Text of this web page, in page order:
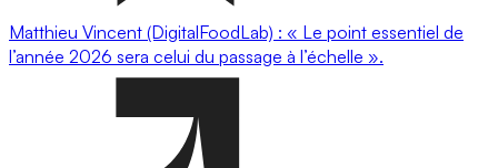
Matthieu Vincent (DigitalFoodLab) : « Le point essentiel de
l’année 2026 sera celui du passage à l’échelle ».